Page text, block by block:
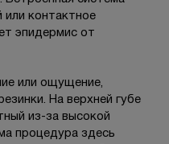
или контактное
эпидермис от
или ощущение,
На верхней губе
из-за высокой
процедура здесь